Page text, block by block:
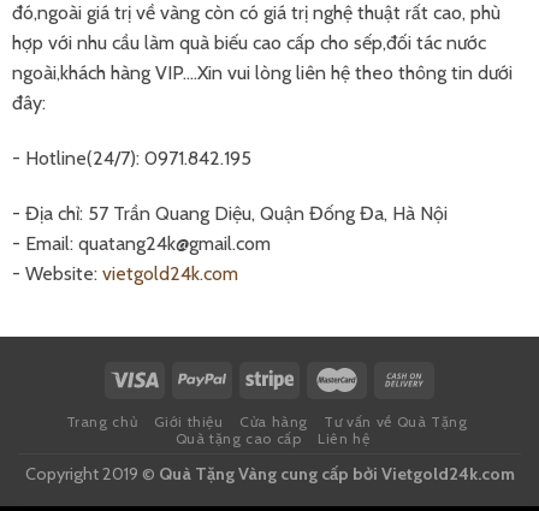
đó,ngoài giá trị về vàng còn có giá trị nghệ thuật rất cao, phù
hợp với nhu cầu làm quà biếu cao cấp cho sếp,đối tác nước
ngoài,khách hàng VIP....Xin vui lòng liên hệ theo thông tin dưới
đây:
- Hotline(24/7): 0971.842.195
- Địa chỉ: 57 Trần Quang Diệu, Quận Đống Đa, Hà Nội
- Email: quatang24k@gmail.com
- Website: vietgold24k.com
Trang chủ Giới thiệu Cửa hàng
Tư vấn về Quà Tặng
Quà tặng cao cấp
Liên hệ
Copyright 2019 © Quà Tặng Vàngcung cấp bởi Vietgold24k.com